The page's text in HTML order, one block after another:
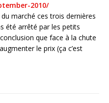
2010/
marché ces trois dernières
été arrêté par les petits
que face à la chute
le prix (ça c’est